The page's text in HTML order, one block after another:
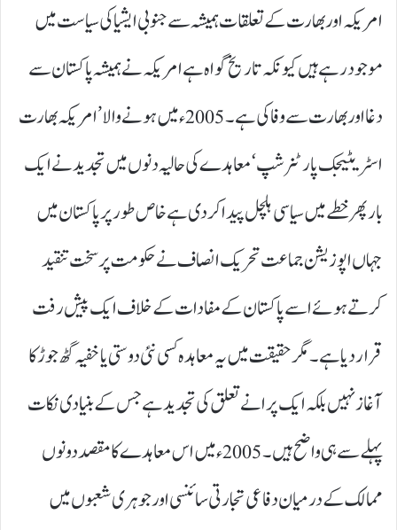
امریکہ اور بھارت کے تعلقات ہمیشہ سے جنوبی ایشیا کی سیاست میں
موجود رہے ہیں کیونکہ تاریخ گواہ ہے امریکہ نے ہمیشہ پاکستان سے
دغا اور بھارت سے وفا کی ہے۔ 2005ء میں ہونے والا ’ امریکہ بھارت
اسٹریٹیجک پارٹنر شپ‘ معاہدے کی حالیہ دنوں میں تجدید نے ایک
بار پھر خطے میں سیاسی ہلچل پیدا کر دی ہے خاص طور پر پاکستان میں
جہاں اپوزیشن جماعت تحریک انصاف نے حکومت پر سخت تنقید
کرتے ہوئے اسے پاکستان کے مفادات کے خلاف ایک پیش رفت
قرار دیا ہے۔ مگر حقیقت میں یہ معاہدہ کسی نئی دوستی یا خفیہ گٹھ جوڑ کا
آغاز نہیں بلکہ ایک پرانے تعلق کی تجدید ہے جس کے بنیادی نکات
پہلے سے ہی واضح ہیں۔2005ء میں اس معاہدے کا مقصد دونوں
ممالک کے درمیان دفاعی تجارتی سائنسی اور جوہری شعبوں میں